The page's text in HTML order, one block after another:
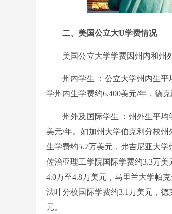
二、美国公立大U学费情况
美国公立大学学费因州内和州外
州内学生 ：公立大学州内生平均
学州内生学费约6,400美元/年，德
州外及国际学生 ：州外生平均
美元/年。如加州大学伯克利分校
生学费约5.7万美元，弗吉尼亚大学
佐治亚理工学院国际学费约3.3万
4.0万至4.8万美元，马里兰大学帕
法叶分校国际学费约3.1万美元，
元。